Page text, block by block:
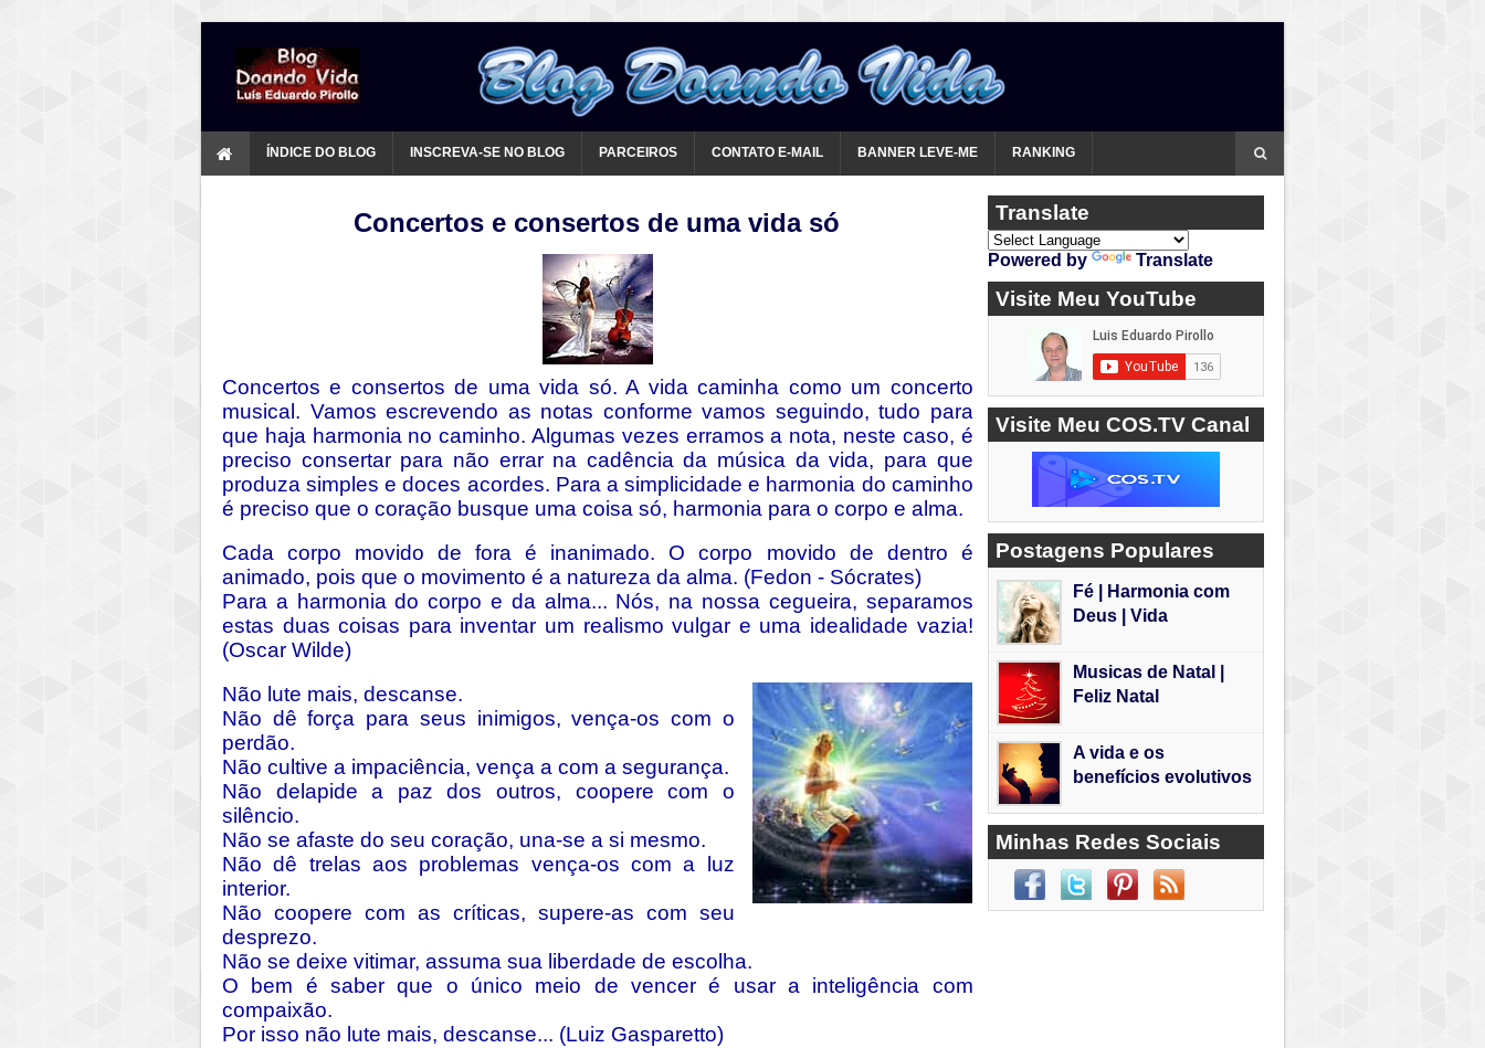
ÍNDICE DO BLOG INSCREVA-SE NO BLOG PARCEIROS CONTATO E-MAIL BANNER LEVE-ME RANKING
Concertos e consertos de uma vida só
Concertos e consertos de uma vida só. A vida caminha como um concerto
musical. Vamos escrevendo as notas conforme vamos seguindo, tudo para
que haja harmonia no caminho. Algumas vezes erramos a nota, neste caso, é
preciso consertar para não errar na cadência da música da vida, para que
produza simples e doces acordes. Para a simplicidade e harmonia do caminho
é preciso que o coração busque uma coisa só, harmonia para o corpo e alma.
Cada corpo movido de fora é inanimado. O corpo movido de dentro é
animado, pois que o movimento é a natureza da alma. (Fedon - Sócrates)
Para a harmonia do corpo e da alma... Nós, na nossa cegueira, separamos
estas duas coisas para inventar um realismo vulgar e uma idealidade vazia!
(Oscar Wilde)
Não lute mais, descanse.
Não dê força para seus inimigos, vença-os com o
perdão.
Não cultive a impaciência, vença a com a segurança.
Não delapide a paz dos outros, coopere com o
silêncio.
Não se afaste do seu coração, una-se a si mesmo.
Não dê trelas aos problemas vença-os com a luz
interior.
Não coopere com as críticas, supere-as com seu
desprezo.
Não se deixe vitimar, assuma sua liberdade de escolha.
O bem é saber que o único meio de vencer é usar a inteligência com
compaixão.
Por isso não lute mais, descanse... (Luiz Gasparetto)
Translate
Powered by Translate
Visite Meu YouTube
Visite Meu COS.TV Canal
Postagens Populares
Fé | Harmonia com
Deus | Vida
Musicas de Natal |
Feliz Natal
A vida e os
benefícios evolutivos
Minhas Redes Sociais